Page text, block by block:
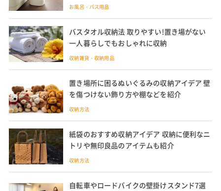
お風呂・バス用品
バスタオル収納法 取りやすい!置き場がない
一人暮らしでもおしゃれに収納
収納雑貨・収納用品
置き場所に困るぬいぐるみの収納アイデア 壁
を傷つけない飾り方や棚などを紹介
収納方法
紙袋のおすすめ収納アイデア 収納に便利なニ
トリや無印良品のアイテムも紹介
収納方法
自転車やロードバイクの壁掛けスタンド7選